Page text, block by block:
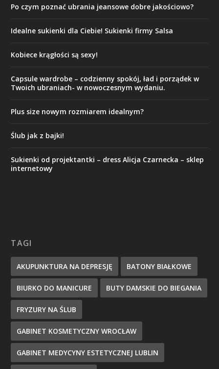
Po czym poznać ubrania jeansowe dobre jakościowo?
Idealne sukienki dla Ciebie! Sukienki firmy Salsa
Kobiece krągłości są sexy!
Capsule wardrobe – codzienny spokój, ład i porządek w
Twoich ubraniach- w nowoczesnym wydaniu.
Plus size nowym rozmiarem idealnym?
Ślub jak z bajki!
Sukienki od projektantki – dress Alicja Czarnecka – sklep
internetowy
TAGI
AKUPUNKTURA NA DEPRESJĘ BATONY BIAŁKOWE
BIURKO DO MANICURE BUTY DAMSKIE DO BIEGANIA
FRYZURY NA ŚLUB
GABINET KOSMETYCZNY WROCŁAW
GABINET MEDYCYNY ESTETYCZNEJ LUBLIN